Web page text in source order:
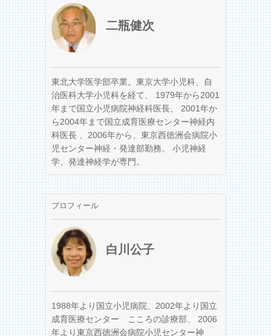
二瓶健次
東北大学医学部卒業。東京大学小児科、自
治医科大学小児科を経て、 1979年から2001
年まで国立小児病院神経科医長、 2001年か
ら2004年まで国立成育医療センター神経内
科医長 、2006年から、東京西徳洲会病院小
児センター神経・発達部勤務。 小児神経
学、発達神経学が専門。
プロフィール
白川公子
1988年より国立小児病院、2002年より国立
成育医療センター こころの診療部、 2006
年より東京西徳洲会病院小児センター神